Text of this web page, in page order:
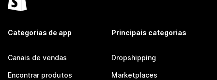
Categorias de app
Canais de vendas
Encontrar produtos
Principais categorias
Dropshipping
Marketplaces